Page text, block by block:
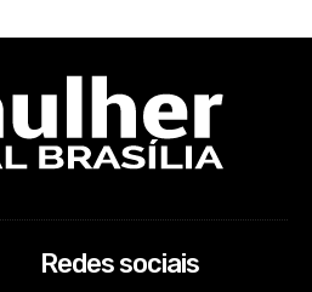
Redes sociais